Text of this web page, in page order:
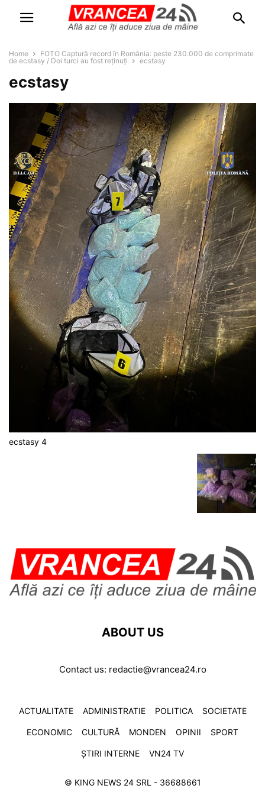
Home
FOTO Captură record în România: peste 230.000 de comprimate
de ecstasy / Doi turci au fost reținuți
ecstasy
ecstasy
ecstasy 4
ABOUT US
Contact us: redactie@vrancea24.ro
ACTUALITATE ADMINISTRATIE POLITICA SOCIETATE
ECONOMIC CULTURĂ MONDEN OPINII SPORT
ȘTIRI INTERNE VN24 TV
© KING NEWS 24 SRL - 36688661